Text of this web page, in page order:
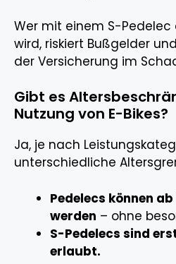
Wer mit einem S-Pedelec
wird, riskiert Bußgelder
der Versicherung im
Gibt es
Nutzung von E-Bikes?
Ja, je nach
unterschiedliche
Pedelecs können
werden – ohne
S-Pedelecs sind
erlaubt.